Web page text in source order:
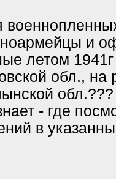
и
летом
обл., на
обл.???
- где
в